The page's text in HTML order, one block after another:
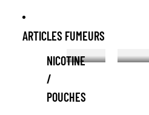
ARTICLES FUMEURS
NICOTINE
/
POUCHES